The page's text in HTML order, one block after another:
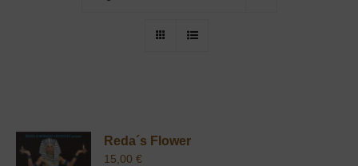
Reda´s Flower
15,00€